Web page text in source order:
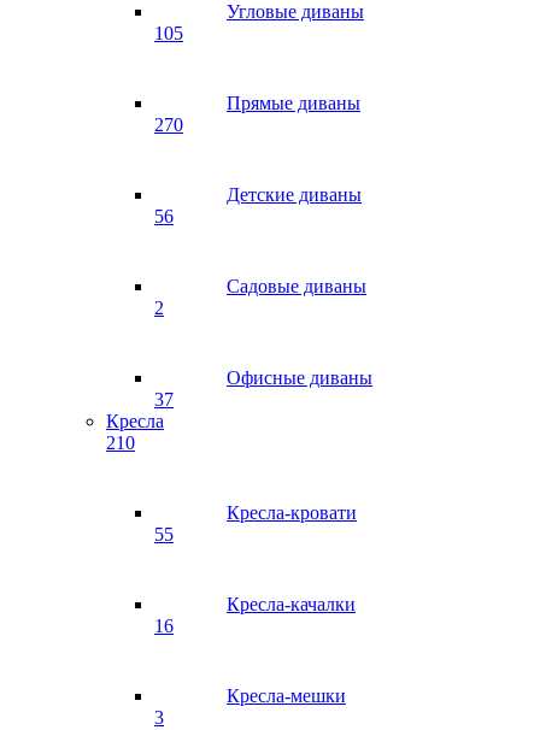
Угловые диваны
105
Прямые диваны
270
Детские диваны
56
Садовые диваны
2
Офисные диваны
37
Кресла
210
Кресла-кровати
55
Кресла-качалки
16
Кресла-мешки
3